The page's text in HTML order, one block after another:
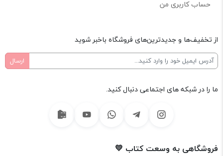
حساب کاربری من
از تخفیف‌ها و جدیدترین‌های فروشگاه باخبر شوید
ما را در شبکه های اجتماعی دنبال کنید.
فروشگاهی به وسعت کتاب 💛